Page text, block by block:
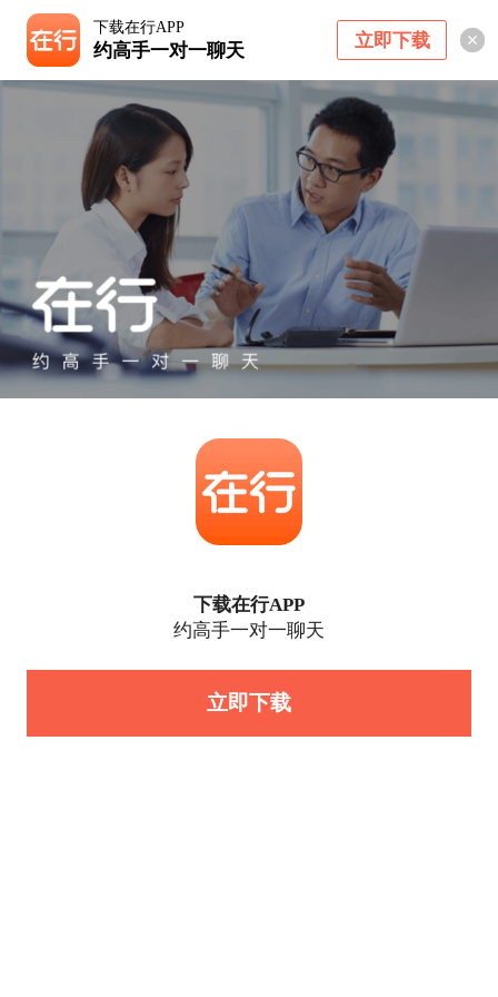
下载在行APP
约高手一对一聊天 立即下载
下载在行APP
约高手一对一聊天
立即下载